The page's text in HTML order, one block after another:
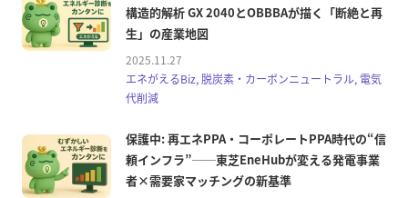
構造的解析 GX 2040とOBBBAが描く「断絶と再
生」の産業地図
2025.11.27
エネがえるBiz, 脱炭素・カーボンニュートラル, 電気
代削減
保護中: 再エネPPA・コーポレートPPA時代の“信
頼インフラ”──東芝EneHubが変える発電事業
者×需要家マッチングの新基準